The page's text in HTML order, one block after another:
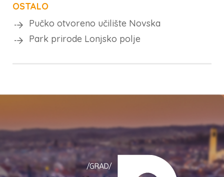
OSTALO
Pučko otvoreno učilište Novska
Park prirode Lonjsko polje